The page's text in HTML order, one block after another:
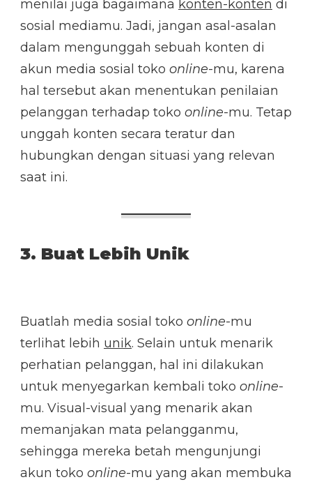
menilai juga bagaimana konten-konten di
sosial mediamu. Jadi, jangan asal-asalan
dalam mengunggah sebuah konten di
akun media sosial toko online-mu, karena
hal tersebut akan menentukan penilaian
pelanggan terhadap toko online-mu. Tetap
unggah konten secara teratur dan
hubungkan dengan situasi yang relevan
saat ini.
3. Buat Lebih Unik
Buatlah media sosial toko online-mu
terlihat lebih unik. Selain untuk menarik
perhatian pelanggan, hal ini dilakukan
untuk menyegarkan kembali toko online-
mu. Visual-visual yang menarik akan
memanjakan mata pelangganmu,
sehingga mereka betah mengunjungi
akun toko online-mu yang akan membuka